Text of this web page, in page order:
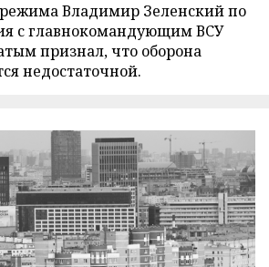
режима Владимир Зеленский по
с главнокомандующим ВСУ
признал, что оборона
недостаточной.